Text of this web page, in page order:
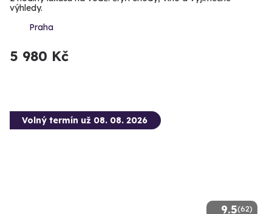
výhledy.
Praha
5 980 Kč
9.5(62)
Volný termín už 08. 08. 2026